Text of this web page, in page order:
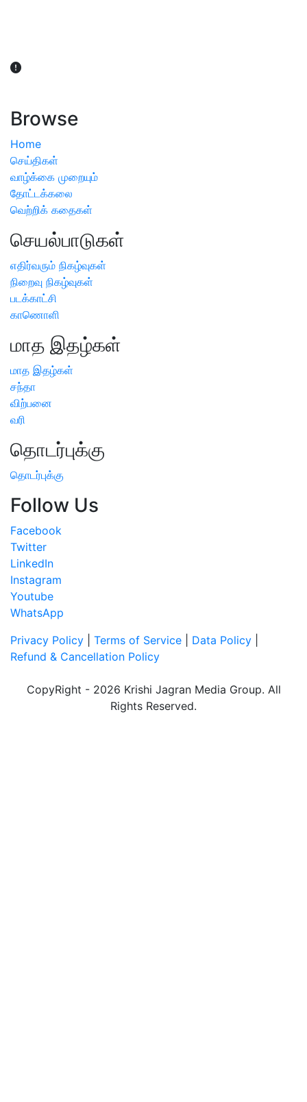
Browse
Home
செய்திகள்
வாழ்க்கை முறையும்
தோட்டக்கலை
வெற்றிக் கதைகள்
செயல்பாடுகள்
எதிர்வரும் நிகழ்வுகள்
நிறைவு நிகழ்வுகள்
படக்காட்சி
காணொளி
மாத இதழ்கள்
மாத இதழ்கள்
சந்தா
விற்பனை
வரி
தொடர்புக்கு
தொடர்புக்கு
Follow Us
Facebook
Twitter
LinkedIn
Instagram
Youtube
WhatsApp
Privacy Policy
Terms of Service Data Policy
Refund & Cancellation Policy
CopyRight - 2026 Krishi Jagran Media Group. All
Rights Reserved.